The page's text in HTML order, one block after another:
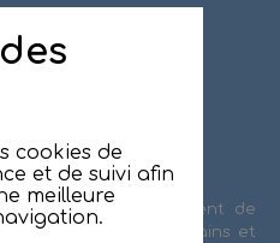
!
sont également de
les propriétaires riverains et
cookies de
et de suivi afin
meilleure